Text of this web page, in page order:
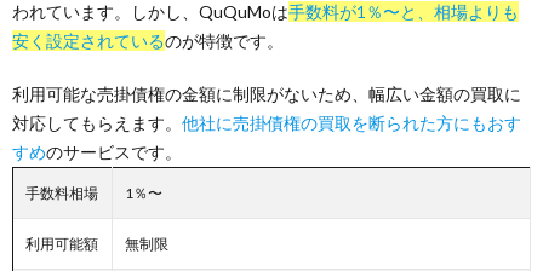
われています。しかし、QuQuMoは手数料が1％〜と、相場よりも
安く設定されているのが特徴です。
利用可能な売掛債権の金額に制限がないため、幅広い金額の買取に
対応してもらえます。 他社に売掛債権の買取を断られた方にもおす
すめのサービスです。
手数料相場 1％〜
利用可能額 無制限